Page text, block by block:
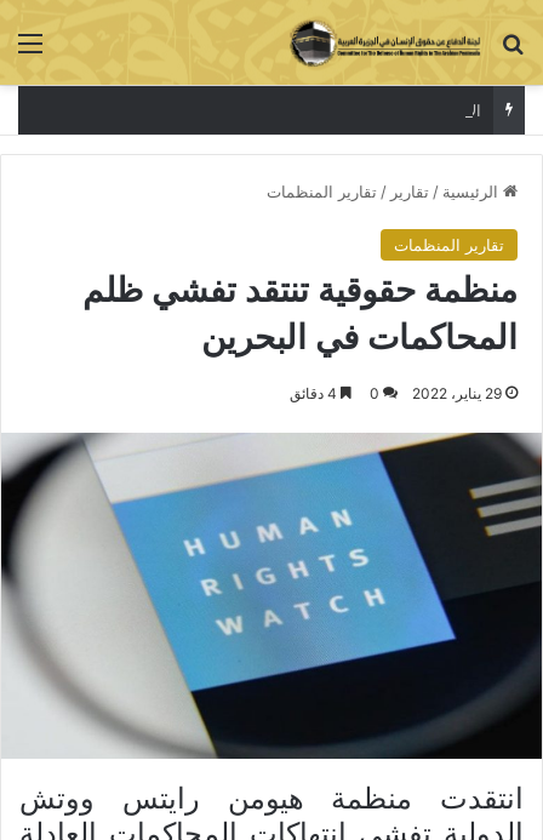
بحث عن
الاعتقال جريمة لا تخفي الحقيقة
الرئيسية / تقارير / تقارير المنظمات
تقارير المنظمات
منظمة حقوقية تنتقد تفشي ظلم
المحاكمات في البحرين
29 يناير، 2022 0
انتقدت منظمة هيومن رايتس ووتش